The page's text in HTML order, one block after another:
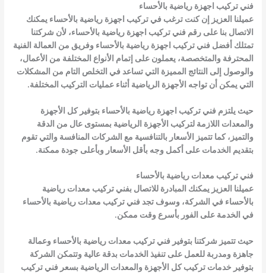
فني تركيب اجهزة رياضية بالأحساء
عميلنا العزيز إن كنت ترغب في تركيب اجهزة رياضية بالأحساء يمكنك
الاتصال بنا على رقم فني تركيب اجهزة رياضية بالأحساء، لأن شركتنا
تمتلك أفضلفني تركيب اجهزة رياضية بالأحساء وفريق من العمالة الفنية
المحترفة والمتخصصة، يعملون على إتمام الأنواع المختلفة من الأعمال،
والوصول إلى النتائج المميزة التي تساعد في التخلص التام من المشكلات
التي يمكن أن تواجه الأجهزة الرياضية أثناء عمليات التركيب المختلفة.
حيث يلتزمفني تركيب اجهزة رياضية بالأحساء بتوفير كل الأجهزة
والمعدات اللازمة لتركيب الأجهزة الرياضية بمستوى عال من الدقة
والتميز، كما تتميز الأسعار بالتنافسية مع الشركات المنافسة والتي تقوم
بتقديم الخدمات على أكمل وجه بأقل الأسعار وبأعلى جودة ممكنة.
فني تركيب معدات رياضية بالأحساء
عميلنا العزيز يمكنك المبادرة للاتصالبفني تركيب معدات رياضية
بالأحساء في الشركة، وسوف تجدفني تركيب معدات رياضية بالأحساء
في الخدمة على الفور بأسرع وقت ممكن.
حيث تتميز شركتنا بتوفيرفني تركيب معدات رياضية بالأحساء وعمالة
جاهزة ومدربة للعمل على تنفيذ الخدمات بدقة عالية وتتمكن الشركة
بتوفير خدمات تركيب كل الأجهزة والمعدات الرياضية بسعرفني تركيب